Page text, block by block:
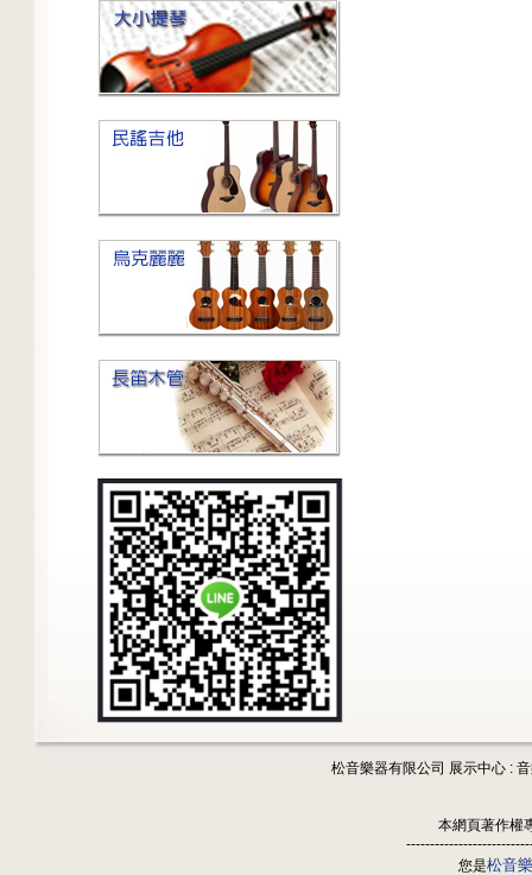
松音樂器有限公司 展示中心 :
本網頁著作權
您是松音